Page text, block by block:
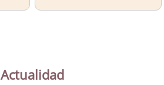
Actualidad